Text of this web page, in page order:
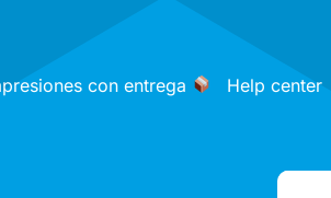
con entrega Help center